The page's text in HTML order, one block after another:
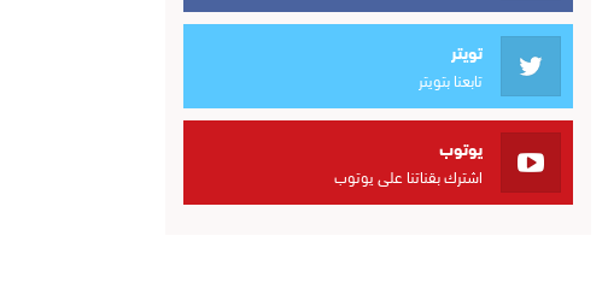
تويتر
تابعنا بتويتر
يوتوب
اشترك بقناتنا على يوتوب